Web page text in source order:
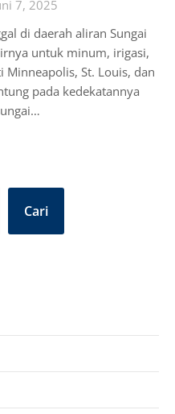
7, 2025
di daerah aliran Sungai
untuk minum, irigasi,
Minneapolis, St. Louis, dan
pada kedekatannya
Cari